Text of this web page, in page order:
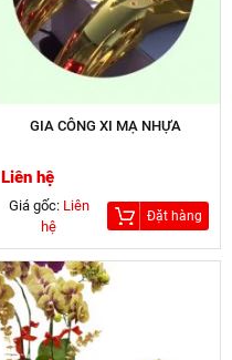
GIA CÔNG XI MẠ NHỰA
Liên hệ
Giá gốc: Liên
hệ
Đặt hàng